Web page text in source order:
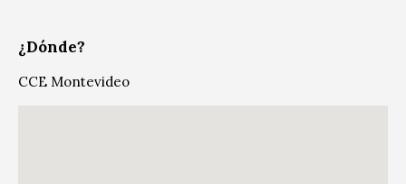
¿Dónde?
CCE Montevideo